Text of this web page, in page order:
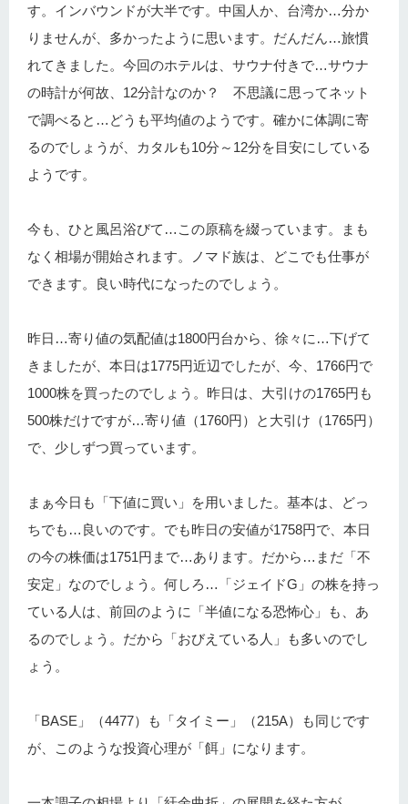
す。インバウンドが大半です。中国人か、台湾か…分か
りませんが、多かったように思います。だんだん…旅慣
れてきました。今回のホテルは、サウナ付きで…サウナ
の時計が何故、12分計なのか？ 不思議に思ってネット
で調べると…どうも平均値のようです。確かに体調に寄
るのでしょうが、カタルも10分～12分を目安にしている
ようです。
今も、ひと風呂浴びて…この原稿を綴っています。まも
なく相場が開始されます。ノマド族は、どこでも仕事が
できます。良い時代になったのでしょう。
昨日…寄り値の気配値は1800円台から、徐々に…下げて
きましたが、本日は1775円近辺でしたが、今、1766円で
1000株を買ったのでしょう。昨日は、大引けの1765円も
500株だけですが…寄り値（1760円）と大引け（1765円）
で、少しずつ買っています。
まぁ今日も「下値に買い」を用いました。基本は、どっ
ちでも…良いのです。でも昨日の安値が1758円で、本日
の今の株価は1751円まで…あります。だから…まだ「不
安定」なのでしょう。何しろ…「ジェイドG」の株を持っ
ている人は、前回のように「半値になる恐怖心」も、あ
るのでしょう。だから「おびえている人」も多いのでし
ょう。
「BASE」（4477）も「タイミー」（215A）も同じです
が、このような投資心理が「餌」になります。